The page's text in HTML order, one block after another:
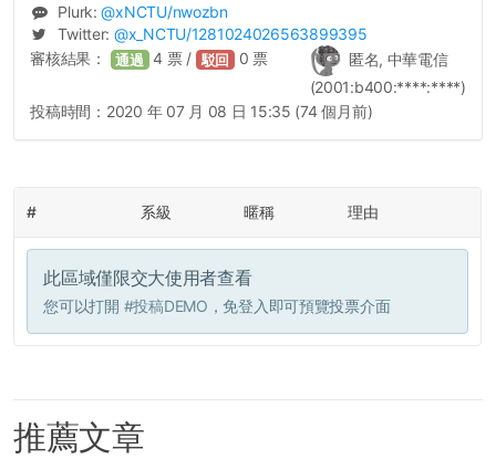
Plurk:@xNCTU/nwozbn
Twitter: @x_NCTU/1281024026563899395
匿名, 中華電信
(2001:b400:****:****)
審核結果： 通過 4 票 / 駁回 0 票
投稿時間： 2020 年 07 月 08 日 15:35 (74 個月前)
# 系級 暱稱 理由
此區域僅限交大使用者查看
您可以打開 #投稿DEMO ，免登入即可預覽投票介面
推薦文章